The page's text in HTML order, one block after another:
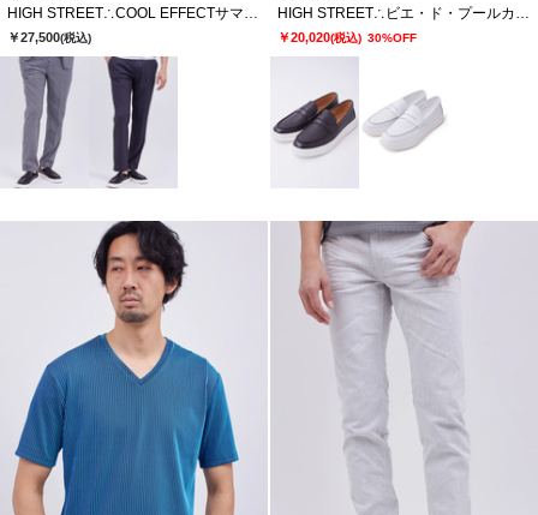
￥27,500(税込) ￥20,020(税込) 30%OFF